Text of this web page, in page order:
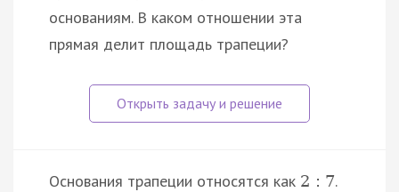
основаниям. В каком отношении эта
прямая делит площадь трапеции?
Основания трапеции относятся как 2 : 7.